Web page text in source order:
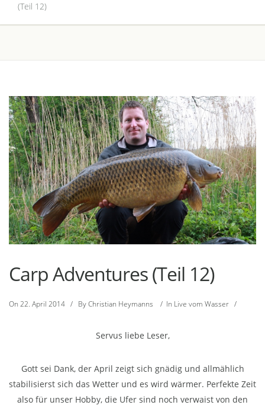
(Teil 12)
Carp Adventures (Teil 12)
On 22. April 2014 / ByChristian Heymanns / In Live vom Wasser /
Servus liebe Leser,
Gott sei Dank, der April zeigt sich gnädig und allmählich
stabilisierst sich das Wetter und es wird wärmer. Perfekte Zeit
also für unser Hobby, die Ufer sind noch verwaist von den